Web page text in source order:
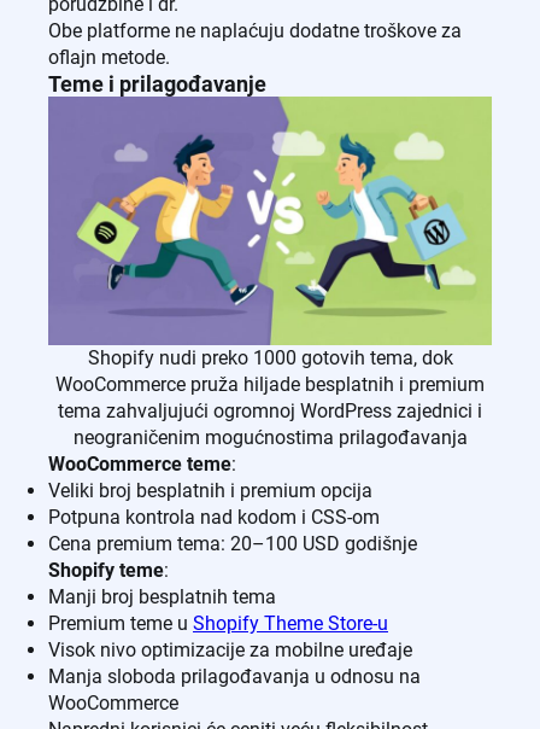
Obe platforme ne naplaćuju dodatne troškove za
oflajn metode.
Teme i prilagođavanje
Shopify nudi preko 1000 gotovih tema, dok
WooCommerce pruža hiljade besplatnih i premium
tema zahvaljujući ogromnoj WordPress zajednici i
neograničenim mogućnostima prilagođavanja
WooCommerce teme:
Veliki broj besplatnih i premium opcija
Potpuna kontrola nad kodom i CSS-om
Cena premium tema: 20–100 USD godišnje
Shopify teme:
Manji broj besplatnih tema
Premium teme u Shopify Theme Store-u
Visok nivo optimizacije za mobilne uređaje
Manja sloboda prilagođavanja u odnosu na
WooCommerce